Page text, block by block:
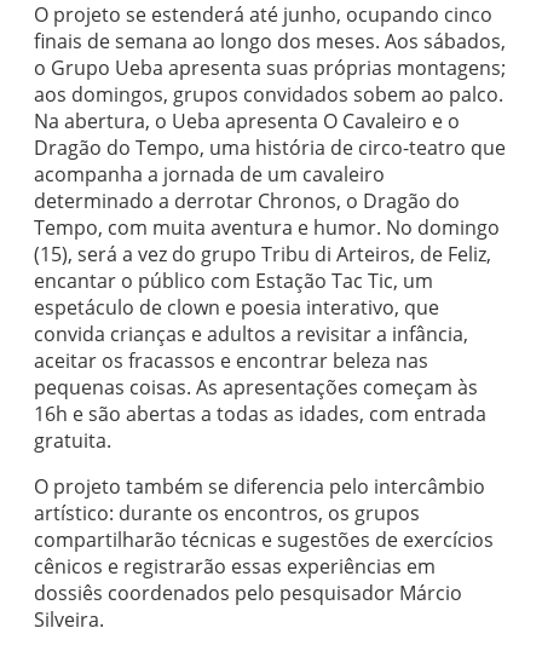
O projeto se estenderá até junho, ocupando cinco
finais de semana ao longo dos meses. Aos sábados,
o Grupo Ueba apresenta suas próprias montagens;
aos domingos, grupos convidados sobem ao palco.
Na abertura, o Ueba apresenta O Cavaleiro e o
Dragão do Tempo, uma história de circo-teatro que
acompanha a jornada de um cavaleiro
determinado a derrotar Chronos, o Dragão do
Tempo, com muita aventura e humor. No domingo
(15), será a vez do grupo Tribu di Arteiros, de Feliz,
encantar o público com Estação Tac Tic, um
espetáculo de clown e poesia interativo, que
convida crianças e adultos a revisitar a infância,
aceitar os fracassos e encontrar beleza nas
pequenas coisas. As apresentações começam às
16h e são abertas a todas as idades, com entrada
gratuita.
O projeto também se diferencia pelo intercâmbio
artístico: durante os encontros, os grupos
compartilharão técnicas e sugestões de exercícios
cênicos e registrarão essas experiências em
dossiês coordenados pelo pesquisador Márcio
Silveira.